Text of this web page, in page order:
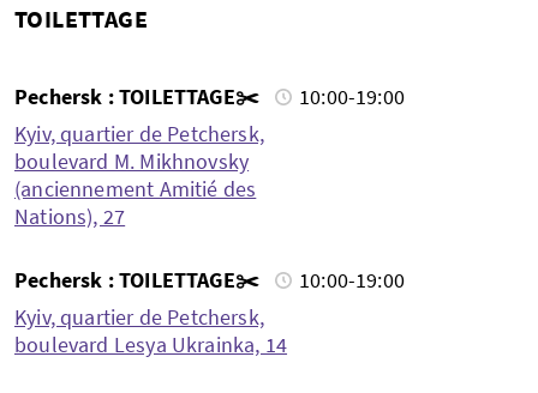
TOILETTAGE
Pechersk : TOILETTAGE✂️
10:00-19:00
Kyiv, quartier de Petchersk,
boulevard M. Mikhnovsky
(anciennement Amitié des
Nations), 27
Pechersk : TOILETTAGE✂️
10:00-19:00
Kyiv, quartier de Petchersk,
boulevard Lesya Ukrainka, 14